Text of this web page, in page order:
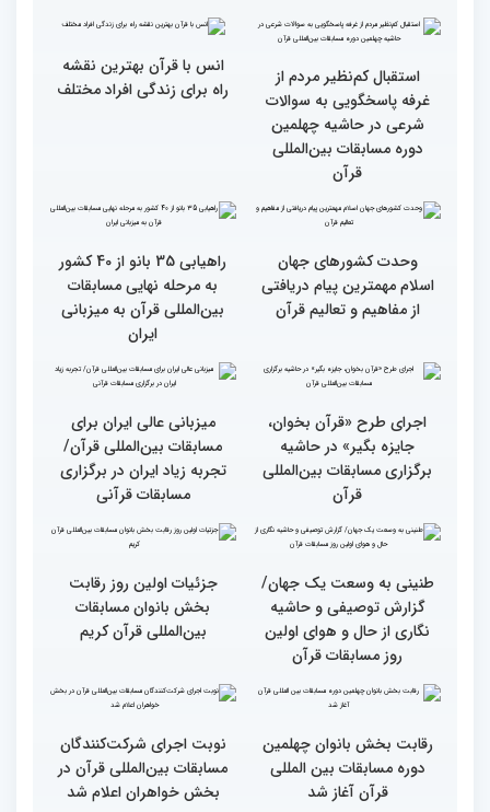
نهایی جشنواره تلاوت‌های
تقلیدی در بخش غیر
حضوری اعلام می‌شود
غیبی موثر بر زندگی افراد
ارتباط دارد
استقبال کم‌نظیر مردم از
غرفه پاسخگویی به سوالات
شرعی در حاشیه چهلمین
دوره مسابقات بین‌المللی
قرآن
اسلام مهمترین پیام دریافتی
از مفاهیم و تعالیم قرآن
به مرحله نهایی مسابقات
بین‌المللی قرآن به میزبانی
ایران
اجرای طرح «قرآن بخوان،
جایزه بگیر» در حاشیه
برگزاری مسابقات بین‌المللی
قرآن
میزبانی عالی ایران برای
مسابقات بین‌المللی قرآن/
تجربه زیاد ایران در برگزاری
مسابقات قرآنی
طنینی به وسعت یک جهان/
گزارش توصیفی و حاشیه
نگاری از حال و هوای اولین
روز مسابقات قرآن
بخش بانوان مسابقات
بین‌المللی قرآن کریم